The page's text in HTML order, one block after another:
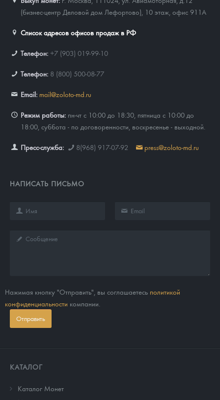
(бизнес-центр Деловой дом Лефортово), 10 этаж, офис 911А
Список адресов офисов продаж в РФ
Телефон: +7 (903) 019-99-10
Телефон: 8 (800) 500-08-77
Email: mail@zoloto-md.ru
Режим работы: пн-чт с 10:00 до 18:30, пятница с 10:00 до
18:00, суббота - по договоренности, воскресенье - выходной.
Пресс-служба: 8(968) 917-07-92 press@zoloto-md.ru
НАПИСАТЬ ПИСЬМО
Нажимая кнопку "Отправить", вы соглашаетесь политикой
конфиденциальности компании.
Отправить
КАТАЛОГ
Каталог Монет